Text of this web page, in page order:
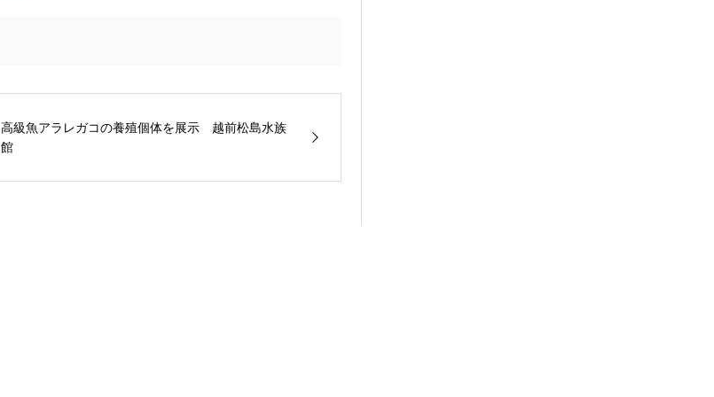
高級魚アラレガコの養殖個体を展示 越前松島水族
館